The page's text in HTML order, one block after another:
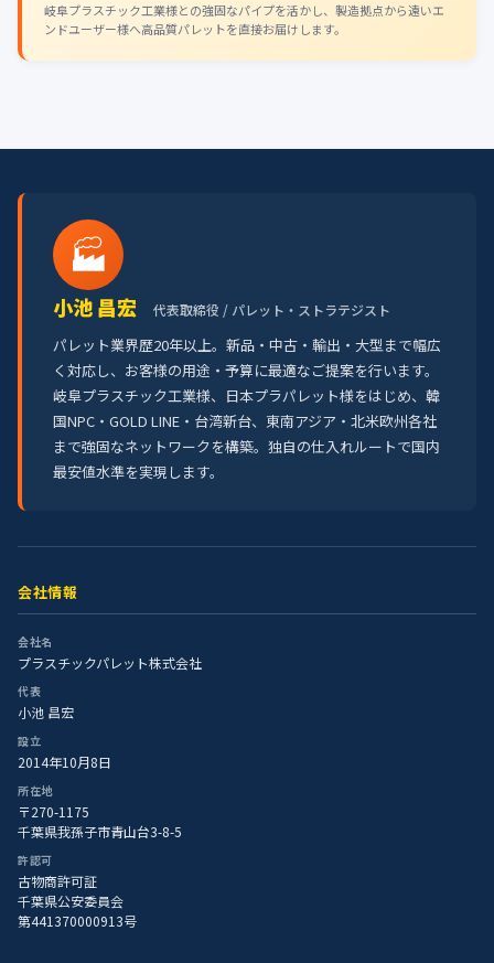
岐阜プラスチック工業様との強固なパイプを活かし、製造拠点から遠いエ
ンドユーザー様へ高品質パレットを直接お届けします。
🏭
小池 昌宏 代表取締役 / パレット・ストラテジスト
パレット業界歴20年以上。新品・中古・輸出・大型まで幅広
く対応し、お客様の用途・予算に最適なご提案を行います。
岐阜プラスチック工業様、日本プラパレット様をはじめ、韓
国NPC・GOLD LINE・台湾新台、東南アジア・北米欧州各社
まで強固なネットワークを構築。独自の仕入れルートで国内
最安値水準を実現します。
会社情報
会社名
プラスチックパレット株式会社
代表
小池 昌宏
設立
2014年10月8日
所在地
〒270-1175
千葉県我孫子市青山台3-8-5
許認可
古物商許可証
千葉県公安委員会
第441370000913号